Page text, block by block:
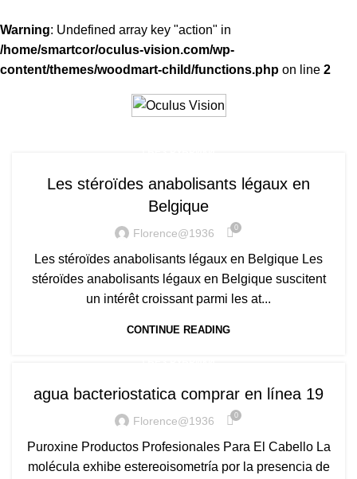
Warning: Undefined array key "action" in
/home/smartcor/oculus-vision.com/wp-
content/themes/woodmart-child/functions.php on line 2
Les stéroïdes anabolisants légaux en
Belgique
Florence@1936 0
Les stéroïdes anabolisants légaux en Belgique Les
stéroïdes anabolisants légaux en Belgique suscitent
un intérêt croissant parmi les at...
CONTINUE READING
agua bacteriostatica comprar en línea 19
Florence@1936 0
Puroxine Productos Profesionales Para El Cabello La
molécula exhibe estereoisometría por la presencia de